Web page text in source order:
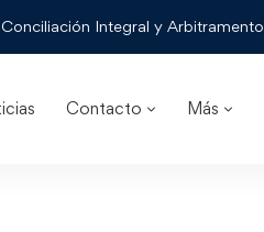
Integral y Arbitramento
Contacto Más